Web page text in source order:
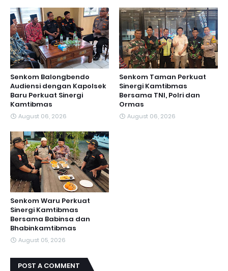
Senkom Balongbendo
Audiensi dengan Kapolsek
Baru Perkuat Sinergi
Kamtibmas
August 06, 2026
Senkom Taman Perkuat
Sinergi Kamtibmas
Bersama TNI, Polri dan
Ormas
August 06, 2026
Senkom Waru Perkuat
Sinergi Kamtibmas
Bersama Babinsa dan
Bhabinkamtibmas
August 05, 2026
POST A COMMENT